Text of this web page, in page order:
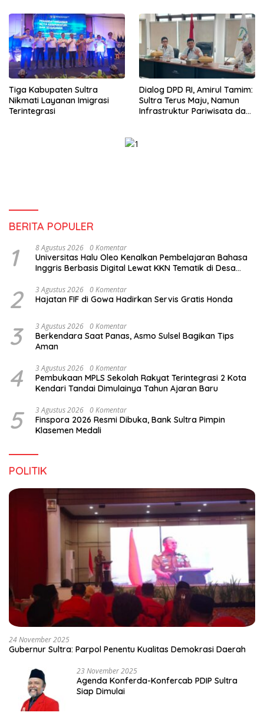
Tiga Kabupaten Sultra
Nikmati Layanan Imigrasi
Terintegrasi
Dialog DPD RI, Amirul Tamim:
Sultra Terus Maju, Namun
Infrastruktur Pariwisata dan
BERITA POPULER
1 8 Agustus 2026 0 Komentar
Universitas Halu Oleo Kenalkan Pembelajaran Bahasa
Inggris Berbasis Digital Lewat KKN Tematik di Desa
2 3 Agustus 2026 0 Komentar
Hajatan FIF di Gowa Hadirkan Servis Gratis Honda
3 3 Agustus 2026 0 Komentar
Berkendara Saat Panas, Asmo Sulsel Bagikan Tips
Aman
4 3 Agustus 2026 0 Komentar
Pembukaan MPLS Sekolah Rakyat Terintegrasi 2 Kota
Kendari Tandai Dimulainya Tahun Ajaran Baru
5 3 Agustus 2026 0 Komentar
Finspora 2026 Resmi Dibuka, Bank Sultra Pimpin
Klasemen Medali
POLITIK
24 November 2025
Gubernur Sultra: Parpol Penentu Kualitas Demokrasi Daerah
23 November 2025
Agenda Konferda-Konfercab PDIP Sultra
Siap Dimulai